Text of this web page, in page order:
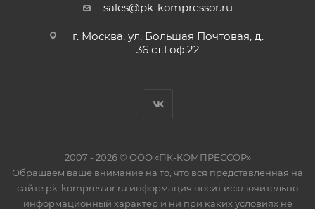
sales@pk-kompressor.ru
г. Москва, ул. Большая Почтовая, д.
36 ст.1 оф.22
2007 - 2026 © ООО «ПК-КОМПРЕССОР»
Обращаем ваше внимание на то, что вся представленная на
сайте pk-kompressor.ru информация носит исключительно
информационный характер и ни при каких условиях не